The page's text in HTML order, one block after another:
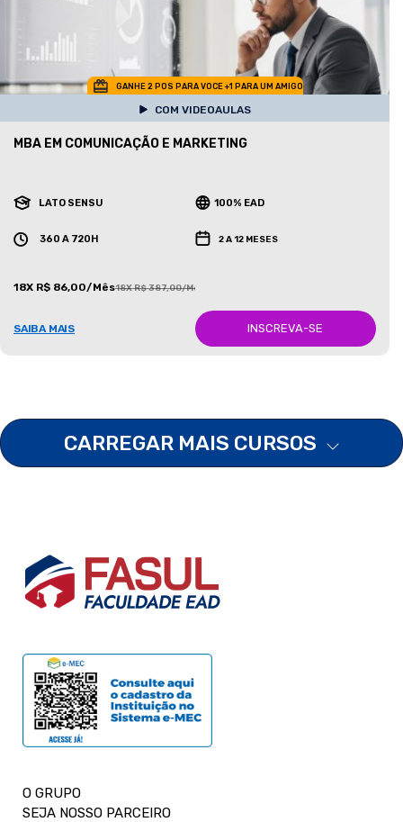
GANHE 2 POS PARA VOCE +1 PARA UM AMIGO
COM VIDEOAULAS
MBA EM COMUNICAÇÃO E MARKETING
LATO SENSU 100% EAD
360 A 720H 2 A 12 MESES
18X R$ 86,00/Mês18X R$ 387,00/Mês
SAIBA MAIS INSCREVA-SE
CARREGAR MAIS CURSOS
O GRUPO
SEJA NOSSO PARCEIRO